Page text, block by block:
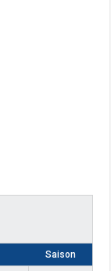
Saison